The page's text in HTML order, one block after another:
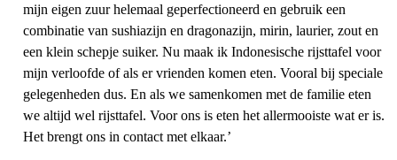
mijn eigen zuur helemaal geperfectioneerd en gebruik een
combinatie van sushiazijn en dragonazijn, mirin, laurier, zout en
een klein schepje suiker. Nu maak ik Indonesische rijsttafel voor
mijn verloofde of als er vrienden komen eten. Vooral bij speciale
gelegenheden dus. En als we samenkomen met de familie eten
we altijd wel rijsttafel. Voor ons is eten het allermooiste wat er is.
Het brengt ons in contact met elkaar.’